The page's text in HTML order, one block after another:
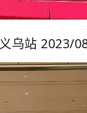
乌站 2023/